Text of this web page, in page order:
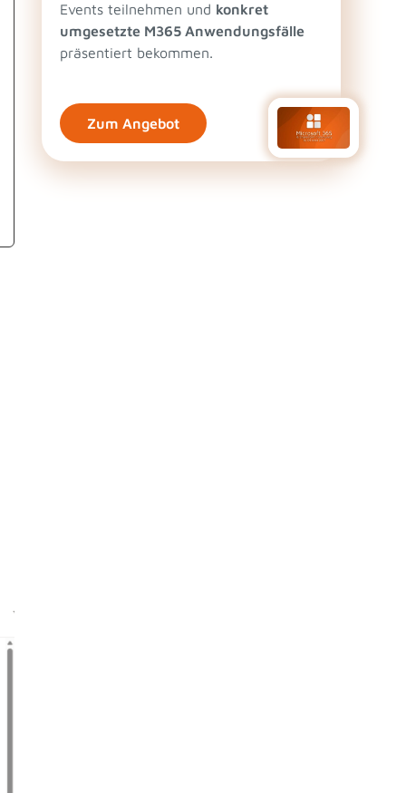
Events teilnehmen und konkret
umgesetzte M365 Anwendungsfälle
präsentiert bekommen.
Zum Angebot